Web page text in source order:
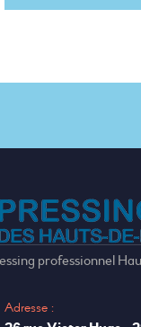
professionnel
Adresse :